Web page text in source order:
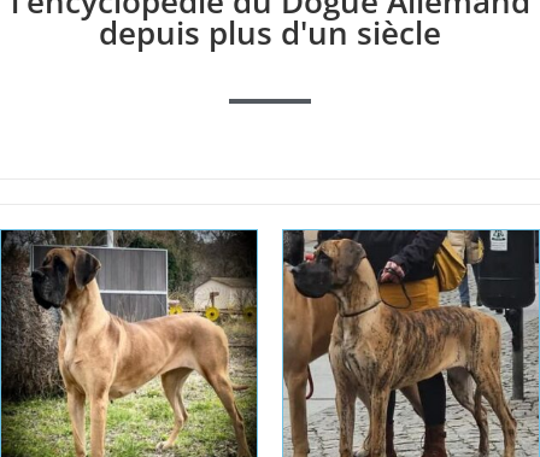
depuis plus d'un siècle